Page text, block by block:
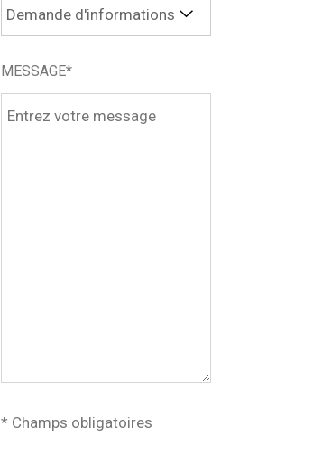
MESSAGE*
* Champs obligatoires